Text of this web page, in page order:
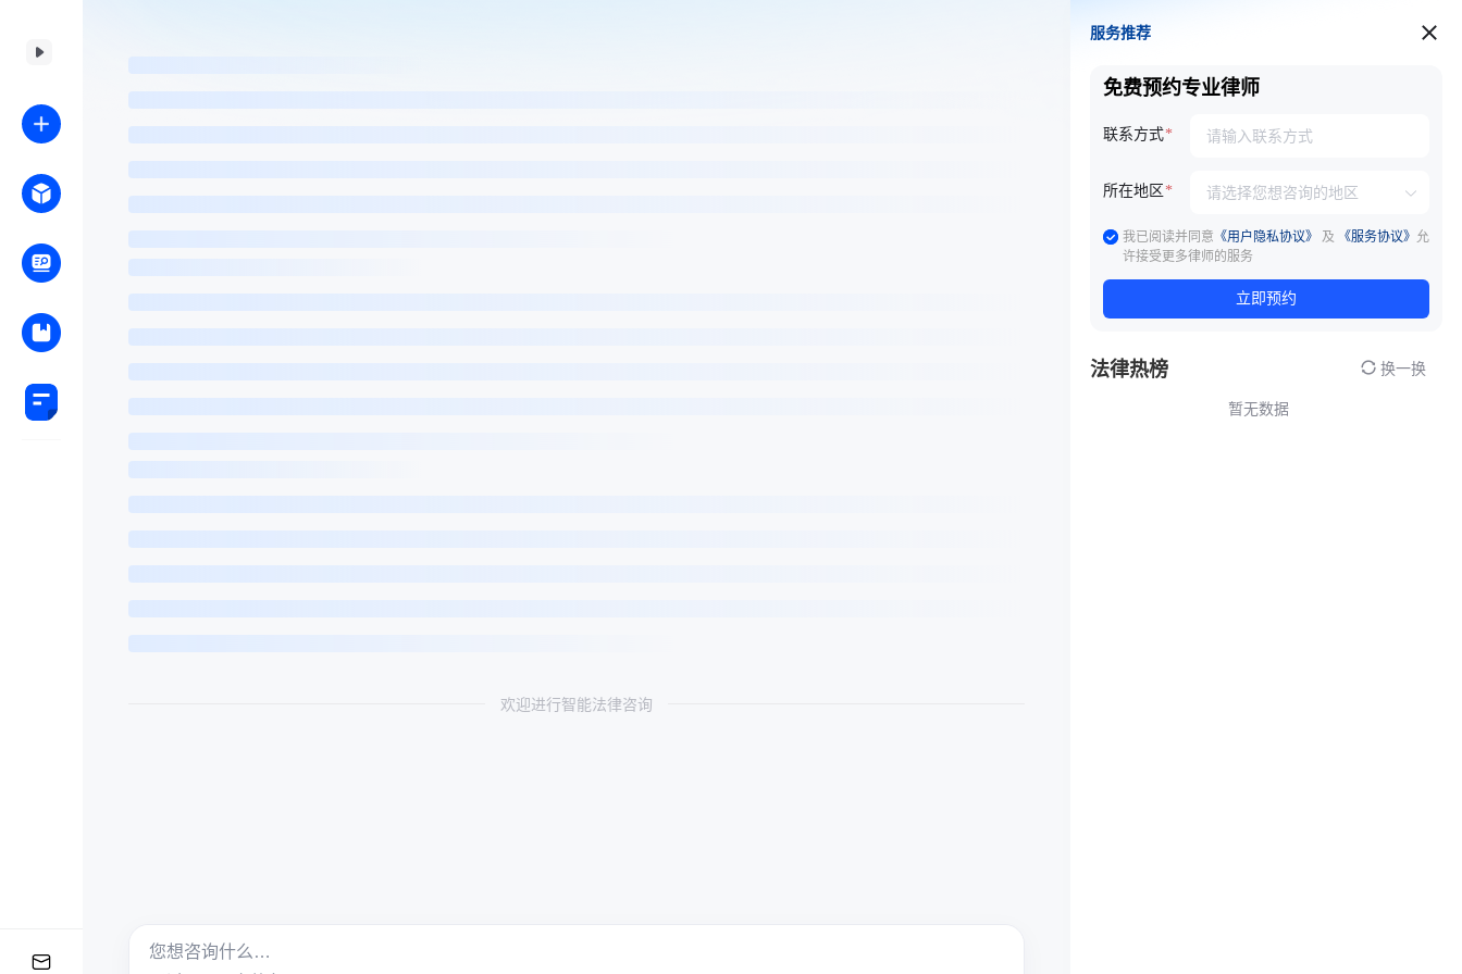
欢迎进行智能法律咨询
服务推荐
服务推荐
免费预约专业律师
联系方式
所在地区
我已阅读并同意 《用户隐私协议》 及 《服务协议》 允
许接受更多律师的服务
立即预约
法律热榜 换一换
暂无数据